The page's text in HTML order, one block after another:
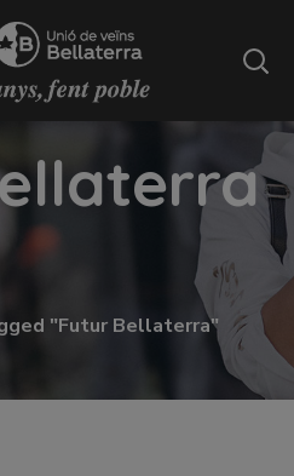
"Futur Bellaterra"